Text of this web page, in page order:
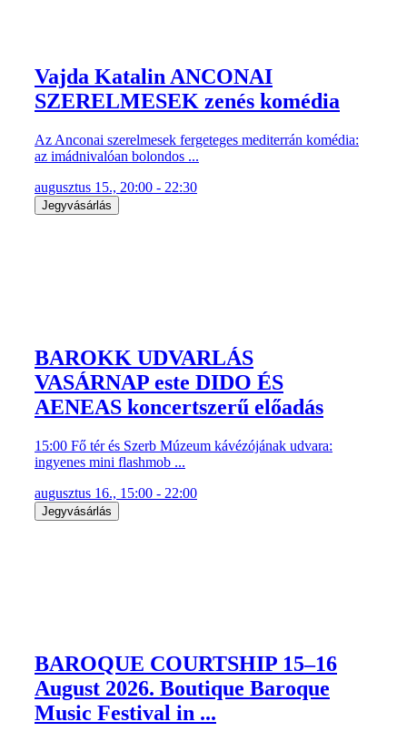
Vajda Katalin ANCONAI
SZERELMESEK zenés komédia
Az Anconai szerelmesek fergeteges mediterrán komédia:
az imádnivalóan bolondos ...
augusztus 15., 20:00 - 22:30
Jegyvásárlás
BAROKK UDVARLÁS
VASÁRNAP este DIDO ÉS
AENEAS koncertszerű előadás
15:00 Fő tér és Szerb Múzeum kávézójának udvara:
ingyenes mini flashmob ...
augusztus 16., 15:00 - 22:00
Jegyvásárlás
BAROQUE COURTSHIP 15–16
August 2026. Boutique Baroque
Music Festival in ...